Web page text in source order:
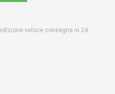
veloce consegna in 24